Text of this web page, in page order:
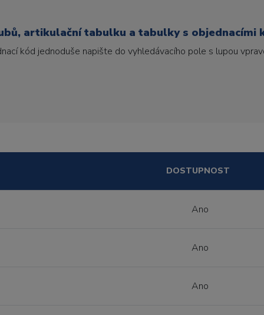
artikulační tabulku a tabulky s objednacími
kód jednoduše napište do vyhledávacího pole s lupou
DOSTUPNOST
Ano
Ano
Ano